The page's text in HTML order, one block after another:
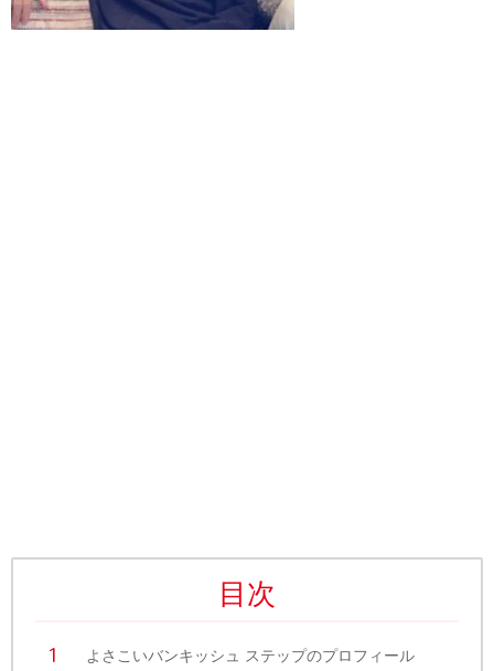
目次
よさこいバンキッシュ ステップのプロフィール